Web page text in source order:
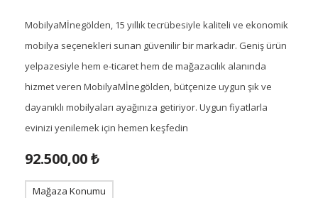
MobilyaMİnegölden, 15 yıllık tecrübesiyle kaliteli ve ekonomik
mobilya seçenekleri sunan güvenilir bir markadır. Geniş ürün
yelpazesiyle hem e-ticaret hem de mağazacılık alanında
hizmet veren MobilyaMİnegölden, bütçenize uygun şık ve
dayanıklı mobilyaları ayağınıza getiriyor. Uygun fiyatlarla
evinizi yenilemek için hemen keşfedin
92.500,00 ₺
Mağaza Konumu